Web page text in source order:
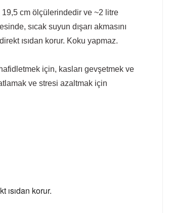
19,5 cm ölçülerindedir ve ~2 litre
sıcak suyun dışarı akmasını
ısıdan korur. Koku yapmaz.
hafidletmek için, kasları gevşetmek ve
ve stresi azaltmak için
ısıdan korur.